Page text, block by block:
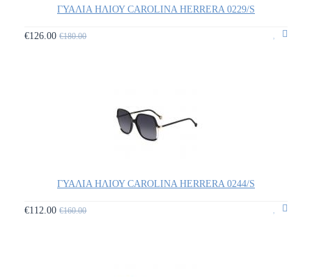
ΓΥΑΛΙΑ ΗΛΙΟΥ CAROLINA HERRERA 0229/S
€126.00€180.00
ΓΥΑΛΙΑ ΗΛΙΟΥ CAROLINA HERRERA 0244/S
€112.00€160.00